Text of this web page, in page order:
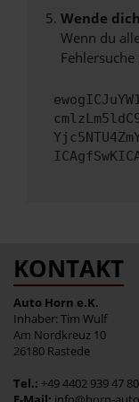
Wende
Wenn du
Fehlersuche
KONTAKT
Auto Horn e.K.
Inhaber: Tim Wulf
Am Nordkreuz 10
26180 Rastede
Tel.: +49 4402 939 47 80